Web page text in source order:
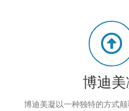
博迪美
博迪美凝以一种独特的方式